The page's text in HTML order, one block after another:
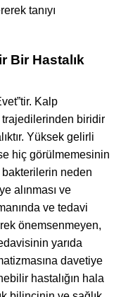
tanıyı
Bir Hastalık
Kalp
trajedilerinden biridir
Yüksek gelirli
hiç görülmemesinin
neden
alınması ve
ve tedavi
önemsenmeyen,
yarıda
davetiye
hastalığın hala